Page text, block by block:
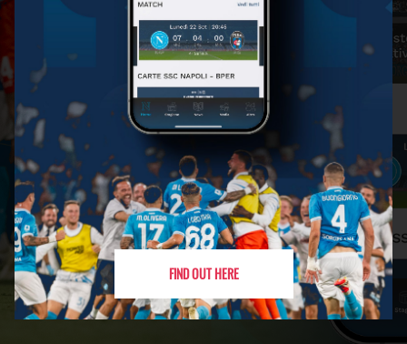
FIND OUT HERE